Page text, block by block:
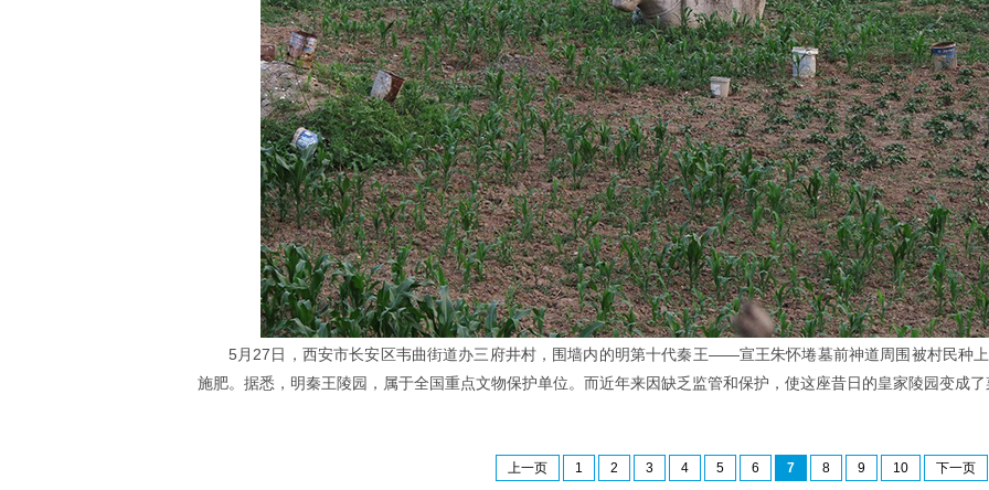
5月27日，西安市长安区韦曲街道办三府井村，围墙内的明第十代秦王——宣王朱怀埢墓前神道周围被村民种
施肥。据悉，明秦王陵园，属于全国重点文物保护单位。而近年来因缺乏监管和保护，使这座昔日的皇家陵园变成
上一页 1 2 3 4 5 6 7 8 9 10 下一页